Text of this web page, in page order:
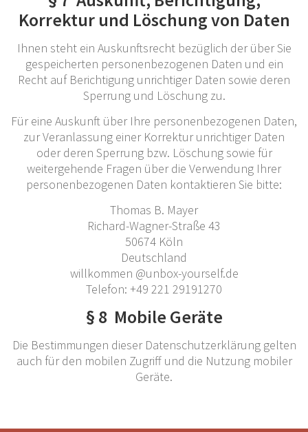
Korrektur und Löschung von Daten
Ihnen steht ein Auskunftsrecht bezüglich der über Sie
gespeicherten personenbezogenen Daten und ein
Recht auf Berichtigung unrichtiger Daten sowie deren
Sperrung und Löschung zu.
Für eine Auskunft über Ihre personenbezogenen Daten,
zur Veranlassung einer Korrektur unrichtiger Daten
oder deren Sperrung bzw. Löschung sowie für
weitergehende Fragen über die Verwendung Ihrer
personenbezogenen Daten kontaktieren Sie bitte:
Thomas B. Mayer
Richard-Wagner-Straße 43
50674 Köln
Deutschland
willkommen @unbox-yourself.de
Telefon: +49 221 29191270
§ 8 Mobile Geräte
Die Bestimmungen dieser Datenschutzerklärung gelten
auch für den mobilen Zugriff und die Nutzung mobiler
Geräte.